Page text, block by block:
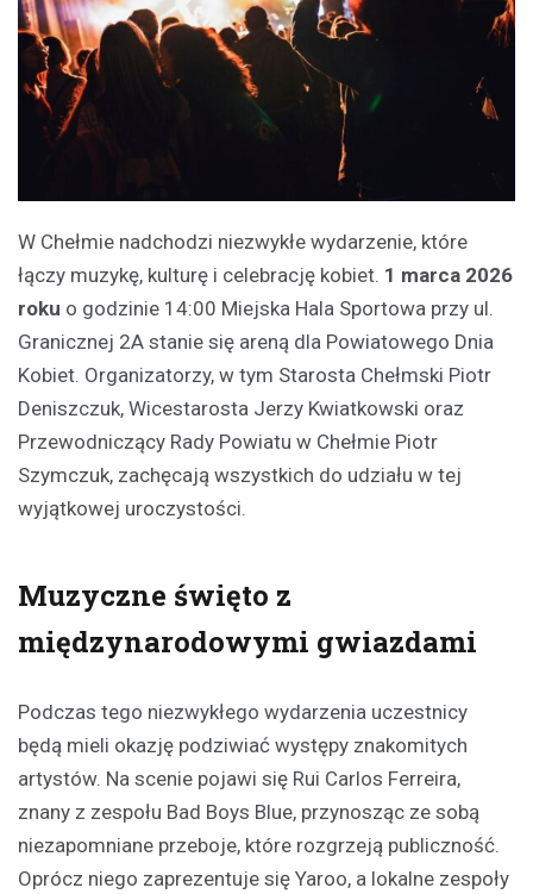
W Chełmie nadchodzi niezwykłe wydarzenie, które
łączy muzykę, kulturę i celebrację kobiet. 1 marca 2026
roku o godzinie 14:00 Miejska Hala Sportowa przy ul.
Granicznej 2A stanie się areną dla Powiatowego Dnia
Kobiet. Organizatorzy, w tym Starosta Chełmski Piotr
Deniszczuk, Wicestarosta Jerzy Kwiatkowski oraz
Przewodniczący Rady Powiatu w Chełmie Piotr
Szymczuk, zachęcają wszystkich do udziału w tej
wyjątkowej uroczystości.
Muzyczne święto z
międzynarodowymi gwiazdami
Podczas tego niezwykłego wydarzenia uczestnicy
będą mieli okazję podziwiać występy znakomitych
artystów. Na scenie pojawi się Rui Carlos Ferreira,
znany z zespołu Bad Boys Blue, przynosząc ze sobą
niezapomniane przeboje, które rozgrzeją publiczność.
Oprócz niego zaprezentuje się Yaroo, a lokalne zespoły